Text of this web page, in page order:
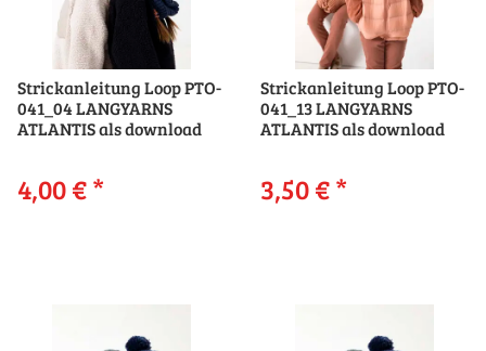
Strickanleitung Loop PTO-
041_04 LANGYARNS
ATLANTIS als download
4,00 €*
Strickanleitung Loop PTO-
041_13 LANGYARNS
ATLANTIS als download
3,50 €*